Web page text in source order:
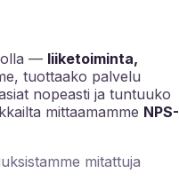
— liiketoiminta,
tuottaako palvelu
nopeasti ja tuntuuko
mittaamamme NPS-
mitattuja